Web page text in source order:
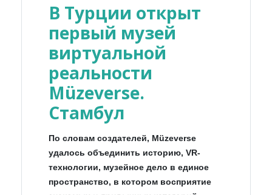
В Турции открыт
первый музей
виртуальной
реальности
Müzeverse.
Стамбул
По словам создателей, Müzeverse
удалось объединить историю, VR-
технологии, музейное дело в единое
пространство, в котором восприятие